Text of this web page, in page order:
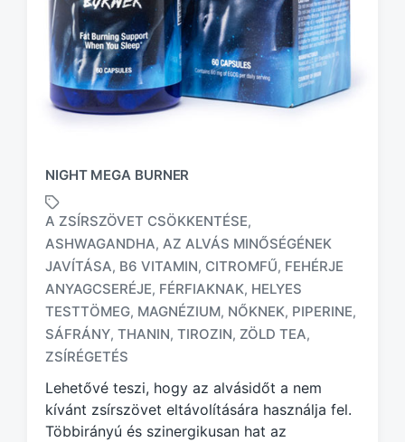
NIGHT MEGA BURNER
T
a
g
e
d
w
i
A ZSÍRSZÖVET CSÖKKENTÉSE,
ASHWAGANDHA, AZ ALVÁS MINŐSÉGÉNEK
JAVÍTÁSA, B6 VITAMIN, CITROMFŰ, FEHÉRJE
ANYAGCSERÉJE, FÉRFIAKNAK, HELYES
TESTTÖMEG, MAGNÉZIUM, NŐKNEK, PIPERINE,
SÁFRÁNY, THANIN, TIROZIN, ZÖLD TEA,
ZSÍRÉGETÉS
Lehetővé teszi, hogy az alvásidőt a nem
kívánt zsírszövet eltávolítására használja fel.
Többirányú és szinergikusan hat az